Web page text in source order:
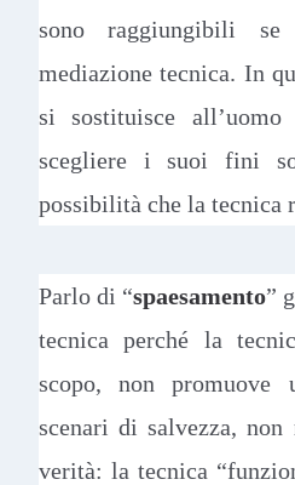
sono raggiungibili
mediazione tecnica. In
si sostituisce all’uomo
scegliere i suoi fini
possibilità che la tecnica
Parlo di “spaesamento”
tecnica perché la
scopo, non promuove
scenari di salvezza,
verità: la tecnica